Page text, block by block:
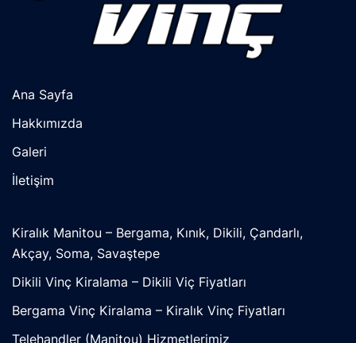
Ana Sayfa
Hakkımızda
Galeri
İletişim
Kiralık Manitou – Bergama, Kınık, Dikili, Çandarlı,
Akçay, Soma, Savaştepe
Dikili Vinç Kiralama – Dikili Viç Fiyatları
Bergama Vinç Kiralama – Kiralık Vinç Fiyatları
Telehandler (Manitou) Hizmetlerimiz